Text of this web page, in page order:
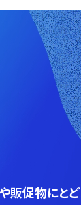
促物にと